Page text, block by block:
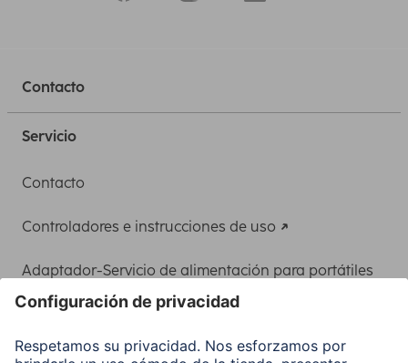
Contacto
Servicio
Contacto
Controladores e instrucciones de uso
Adaptador-Servicio de alimentación para portátiles